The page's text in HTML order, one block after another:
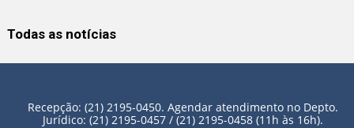
Todas as notícias
Recepção: (21) 2195-0450. Agendar atendimento no Depto.
Jurídico: (21) 2195-0457 / (21) 2195-0458 (11h às 16h).